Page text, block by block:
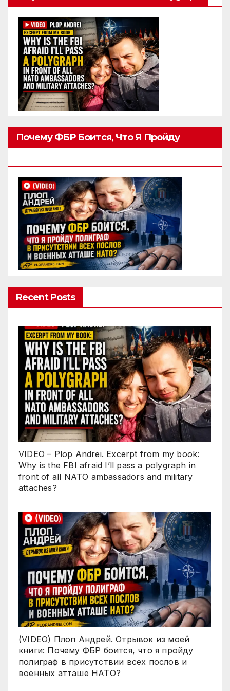
Почему ФБР Боится, Что Я Пройду
Recent Posts
VIDEO – Plop Andrei. Excerpt from my book:
Why is the FBI afraid I’ll pass a polygraph in
front of all NATO ambassadors and military
attaches?
(VIDEO) Плоп Андрей. Отрывок из моей
книги: Почему ФБР боится, что я пройду
полиграф в присутствии всех послов и
военных атташе НАТО?